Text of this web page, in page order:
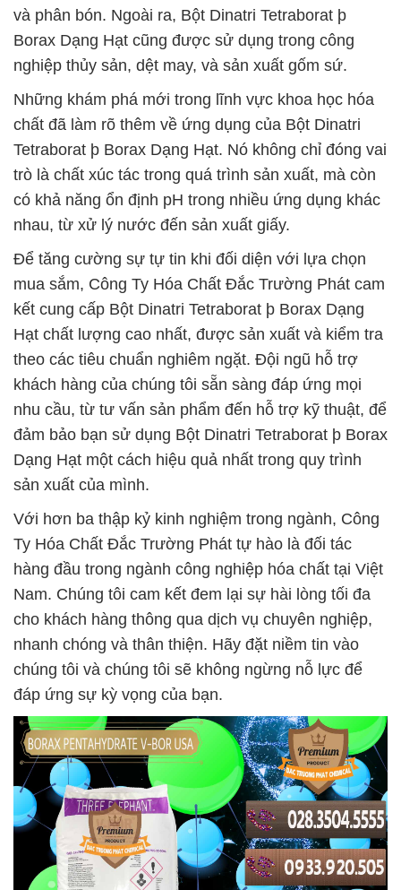
và phân bón. Ngoài ra, Bột Dinatri Tetraborat þ
Borax Dạng Hạt cũng được sử dụng trong công
nghiệp thủy sản, dệt may, và sản xuất gốm sứ.
Những khám phá mới trong lĩnh vực khoa học hóa
chất đã làm rõ thêm về ứng dụng của Bột Dinatri
Tetraborat þ Borax Dạng Hạt. Nó không chỉ đóng vai
trò là chất xúc tác trong quá trình sản xuất, mà còn
có khả năng ổn định pH trong nhiều ứng dụng khác
nhau, từ xử lý nước đến sản xuất giấy.
Để tăng cường sự tự tin khi đối diện với lựa chọn
mua sắm, Công Ty Hóa Chất Đắc Trường Phát cam
kết cung cấp Bột Dinatri Tetraborat þ Borax Dạng
Hạt chất lượng cao nhất, được sản xuất và kiểm tra
theo các tiêu chuẩn nghiêm ngặt. Đội ngũ hỗ trợ
khách hàng của chúng tôi sẵn sàng đáp ứng mọi
nhu cầu, từ tư vấn sản phẩm đến hỗ trợ kỹ thuật, để
đảm bảo bạn sử dụng Bột Dinatri Tetraborat þ Borax
Dạng Hạt một cách hiệu quả nhất trong quy trình
sản xuất của mình.
Với hơn ba thập kỷ kinh nghiệm trong ngành, Công
Ty Hóa Chất Đắc Trường Phát tự hào là đối tác
hàng đầu trong ngành công nghiệp hóa chất tại Việt
Nam. Chúng tôi cam kết đem lại sự hài lòng tối đa
cho khách hàng thông qua dịch vụ chuyên nghiệp,
nhanh chóng và thân thiện. Hãy đặt niềm tin vào
chúng tôi và chúng tôi sẽ không ngừng nỗ lực để
đáp ứng sự kỳ vọng của bạn.